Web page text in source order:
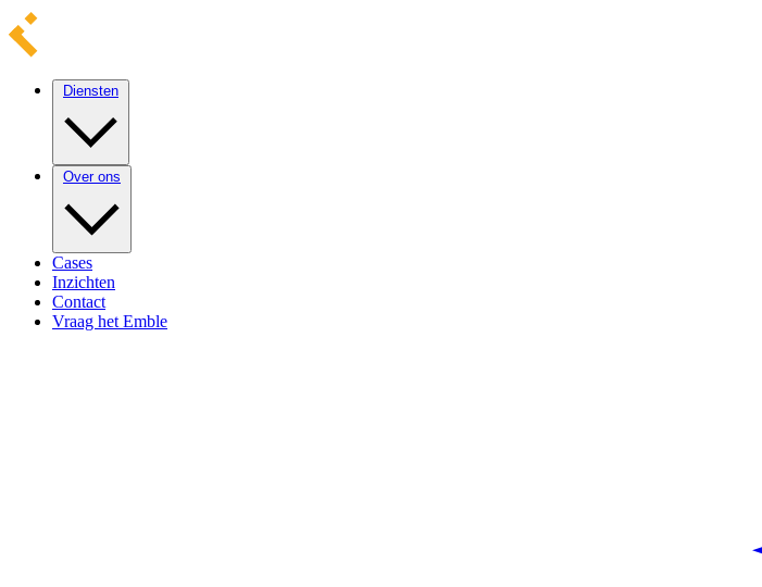
Diensten
Over ons
Cases
Inzichten
Contact
Vraag het Emble